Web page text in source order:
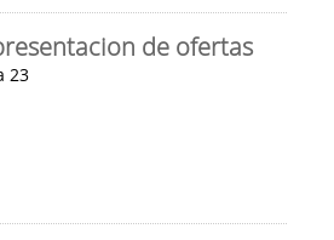
de ofertas
23